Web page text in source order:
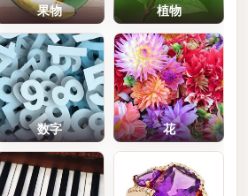
果物 植物
数字 花